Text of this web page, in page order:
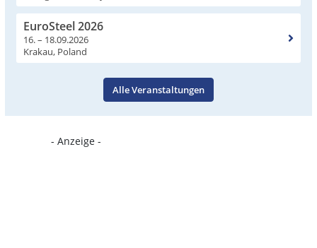
EuroSteel 2026
16. – 18.09.2026
Krakau, Poland
Alle Veranstaltungen
- Anzeige -